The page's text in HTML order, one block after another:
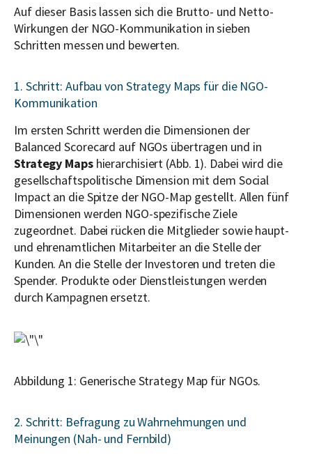
Auf dieser Basis lassen sich die Brutto- und Netto-
Wirkungen der NGO-Kommunikation in sieben
Schritten messen und bewerten.
1. Schritt: Aufbau von Strategy Maps für die NGO-
Kommunikation
Im ersten Schritt werden die Dimensionen der
Balanced Scorecard auf NGOs übertragen und in
Strategy Mapshierarchisiert (Abb. 1). Dabei wird die
gesellschaftspolitische Dimension mit dem Social
Impact an die Spitze der NGO-Map gestellt. Allen fünf
Dimensionen werden NGO-spezifische Ziele
zugeordnet. Dabei rücken die Mitglieder sowie haupt-
und ehrenamtlichen Mitarbeiter an die Stelle der
Kunden. An die Stelle der Investoren und treten die
Spender. Produkte oder Dienstleistungen werden
durch Kampagnen ersetzt.
Abbildung 1: Generische Strategy Map für NGOs.
2. Schritt: Befragung zu Wahrnehmungen und
Meinungen (Nah- und Fernbild)